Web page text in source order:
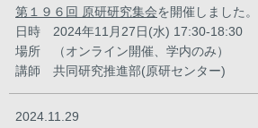
第１９６回 原研研究集会を開催しました。
日時 2024年11月27日(水) 17:30-18:30
場所 （オンライン開催、学内のみ）
講師 共同研究推進部(原研センター)
2024.11.29